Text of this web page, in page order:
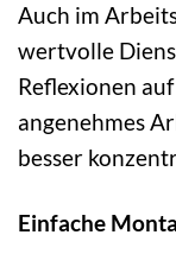
Auch im
wertvolle
Reflexionen
angenehmes
besser
Einfache